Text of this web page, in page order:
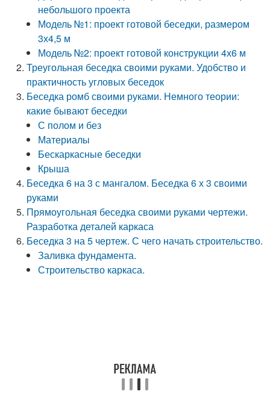
небольшого проекта
Модель №1: проект готовой беседки, размером
3х4,5 м
Модель №2: проект готовой конструкции 4х6 м
Треугольная беседка своими руками. Удобство и
практичность угловых беседок
Беседка ромб своими руками. Немного теории:
какие бывают беседки
С полом и без
Материалы
Бескаркасные беседки
Крыша
Беседка 6 на 3 с мангалом. Беседка 6 х 3 своими
руками
Прямоугольная беседка своими руками чертежи.
Разработка деталей каркаса
Беседка 3 на 5 чертеж. С чего начать строительство.
Заливка фундамента.
Строительство каркаса.